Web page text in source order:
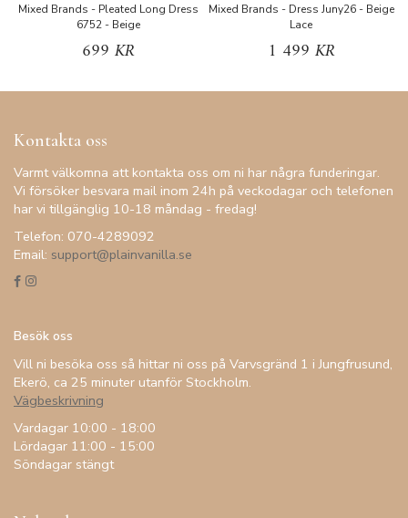
Mixed Brands - Pleated Long Dress
6752 - Beige
699 KR
Mixed Brands - Dress Juny26 - Beige
Lace
1 499 KR
Kontakta oss
Varmt välkomna att kontakta oss om ni har några funderingar.
Vi försöker besvara mail inom 24h på veckodagar och telefonen
har vi tillgänglig 10-18 måndag - fredag!
Telefon: 070-4289092
Email: support@plainvanilla.se
Besök oss
Vill ni besöka oss så hittar ni oss på Varvsgränd 1 i Jungfrusund,
Ekerö, ca 25 minuter utanför Stockholm.
Vägbeskrivning
Vardagar 10:00 - 18:00
Lördagar 11:00 - 15:00
Söndagar stängt